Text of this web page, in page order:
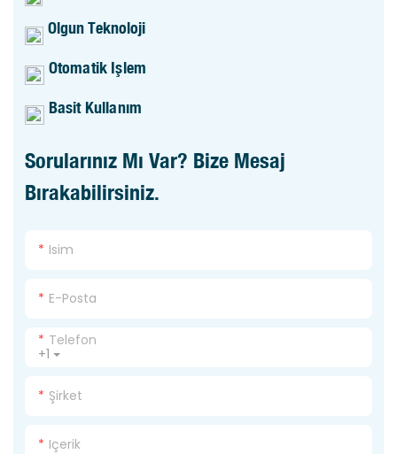
Olgun Teknoloji
Otomatik Işlem
Basit Kullanım
Sorularınız Mı Var? Bize Mesaj
Bırakabilirsiniz.
Isim
E-Posta
+1
Telefon
Şirket
Içerik